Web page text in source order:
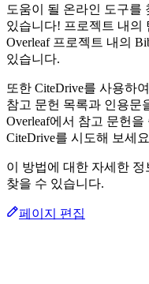
도움이 될 온라인 도구를
있습니다! 프로젝트 내의
Overleaf 프로젝트 내의
있습니다.
또한 CiteDrive를 사용하
참고 문헌 목록과 인용문
Overleaf에서 참고 문헌
CiteDrive를 시도해 보세
이 방법에 대한 자세한
찾을 수 있습니다.
페이지 편집